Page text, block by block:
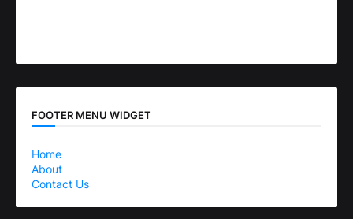
FOOTER MENU WIDGET
Home
About
Contact Us